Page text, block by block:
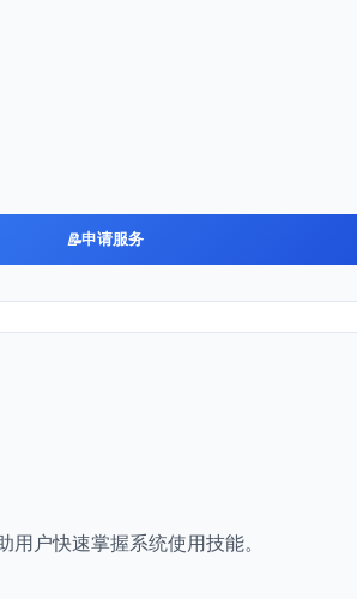
申请服务
户快速掌握系统使用技能。